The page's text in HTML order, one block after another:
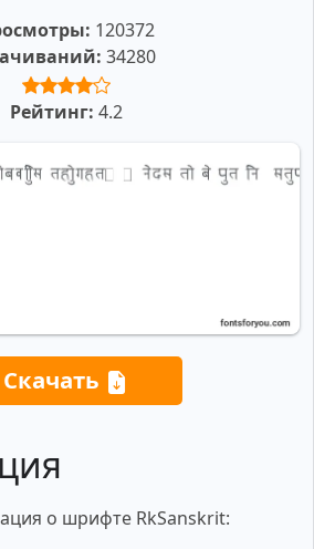
120372
34280
Рейтинг: 4.2
Скачать
о шрифте RkSanskrit: